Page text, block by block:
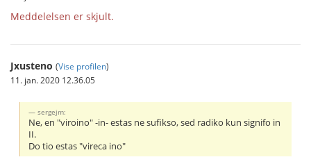
Meddelelsen er skjult.
Jxusteno (Vise profilen)
11. jan. 2020 12.36.05
sergejm:
Ne, en "viroino" -in- estas ne sufikso, sed radiko kun signifo in
II.
Do tio estas "vireca ino"